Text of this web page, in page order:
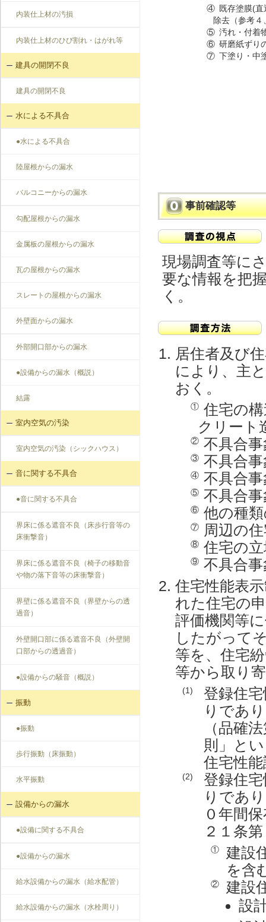
内装仕上材の汚損
内装仕上材のひび割れ・はがれ等
建具の開閉不良
建具の開閉不良
水による不具合
●水による不具合
陸屋根からの漏水
バルコニーからの漏水
勾配屋根からの漏水
金属板の屋根からの漏水
瓦の屋根からの漏水
スレートの屋根からの漏水
外壁面からの漏水
外部開口部からの漏水
●設備からの漏水（概説）
結露
室内空気の汚染
室内空気の汚染（シックハウス）
音に関する不具合
●音に関する不具合
界床に係る遮音不良（床歩行音等の
床衝撃音）
界床に係る遮音不良（椅子の移動音
や物の落下音等の床衝撃音）
界壁に係る遮音不良（界壁からの透
過音）
外壁開口部に係る遮音不良（外壁開
口部からの透過音）
●設備からの騒音（概説）
振動
●振動
歩行振動（床振動）
水平振動
設備からの漏水
●設備に関する不具合
●設備からの漏水
給水設備からの漏水（給水配管）
給水設備からの漏水（水栓周り）
④ 既存塗膜(
除去（参考
⑤ 汚れ・付着
⑥ 研磨紙ずり
⑦ 下塗り・中
事前確認等
現場調査等に
要な情報を把
く。
居住者及び
により、主
おく。
① 住宅の
クリート
② 不具合
③ 不具合
④ 不具合
⑤ 不具合
⑥ 他の種
⑦ 周辺の
⑧ 住宅の
⑨ 不具合
住宅性能表
れた住宅の
評価機関等
したがって
等を、住宅
等から取り
(1)
登録住
りであ
（品確
則」と
住宅性
(2)
登録住
りであ
０年間
２１条
①
建設
を含
②
建設
設